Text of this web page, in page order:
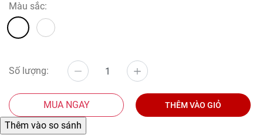
Màu sắc:
Số lượng:
MUA NGAY THÊM VÀO GIỎ